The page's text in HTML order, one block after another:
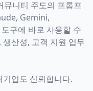
뮤니티 주도의 프롬프
Gemini,
구에 바로 사용할 수
산성, 고객 지원 업무
업도 신뢰합니다.